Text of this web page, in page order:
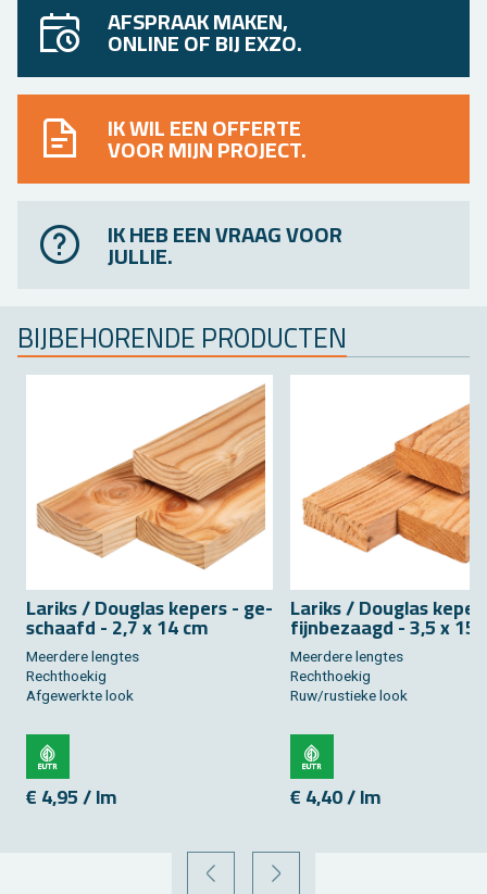
AFSPRAAK MAKEN,
ONLINE OF BIJ EXZO.
IK WIL EEN OFFERTE
VOOR MIJN PROJECT.
IK HEB EEN VRAAG VOOR
JULLIE.
BIJ­BE­HO­REN­DE PRO­DUC­TEN
La­riks / Dou­g­las ke­pers - ge­
schaafd - 2,7 x 14 cm
Meer­de­re leng­tes
Recht­hoe­kig
Af­ge­werk­te look
€ 4,95 / lm
La­riks / Dou­g­las
fijn­be­zaagd - 3,5 x 15
Meer­de­re leng­tes
Recht­hoe­kig
Ruw/rus­tie­ke look
€ 4,40 / lm